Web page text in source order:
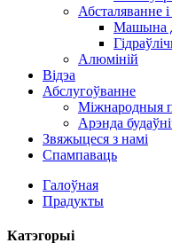
Абсталяванне
Машына
Алюміній
Відэа
Абслугоўванне
Міжнародныя
Арэнда
Звяжыцеся з намі
Спампаваць
Галоўная
Прадукты
Катэгорыі